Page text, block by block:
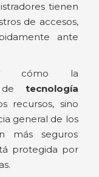
tienen
de accesos,
ante
cómo la
tecnología
recursos, sino
general de los
más seguros
protegida por